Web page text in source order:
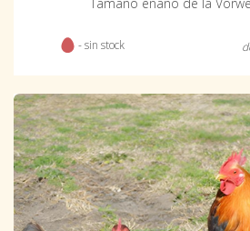
- sin stock